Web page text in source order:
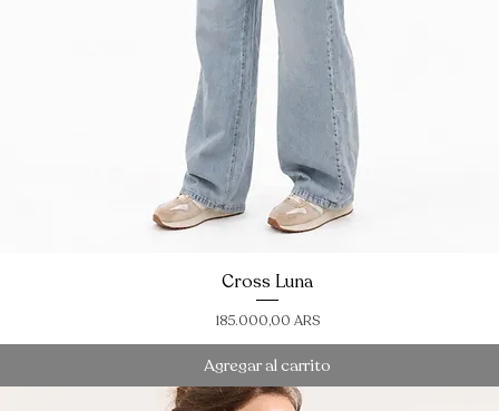
Vista rápida
Cross Luna
Precio
185.000,00 ARS
Agregar al carrito